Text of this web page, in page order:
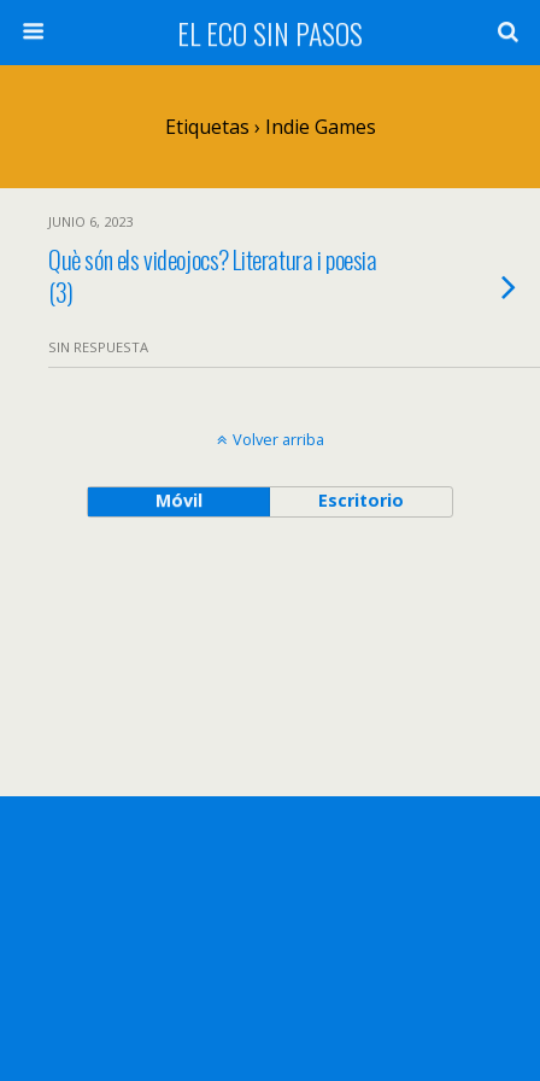
EL ECO SIN PASOS
Etiquetas › Indie Games
JUNIO 6, 2023
Què són els videojocs? Literatura i poesia
(3)
SIN RESPUESTA
Volver arriba
Móvil Escritorio